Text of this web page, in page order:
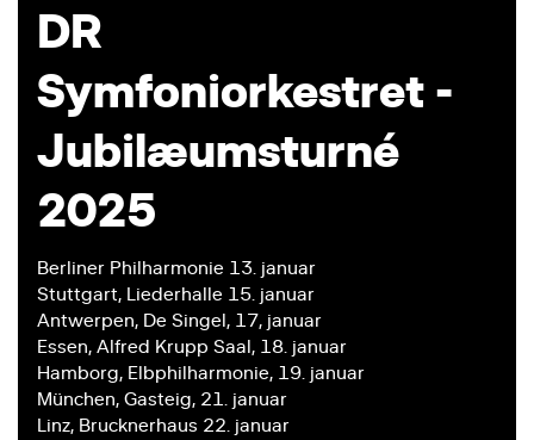
DR
Symfoniorkestret -
Jubilæumsturné
2025
Berliner Philharmonie 13. januar
Stuttgart, Liederhalle 15. januar
Antwerpen, De Singel, 17, januar
Essen, Alfred Krupp Saal, 18. januar
Hamborg, Elbphilharmonie, 19. januar
München, Gasteig, 21. januar
Linz, Brucknerhaus 22. januar